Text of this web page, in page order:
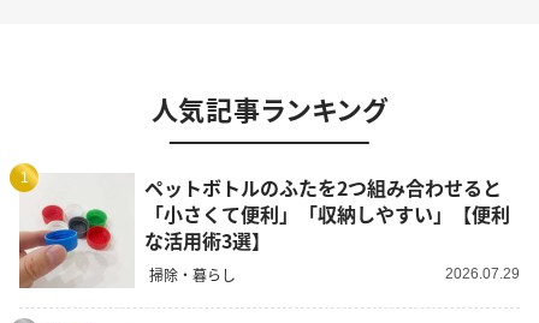
人気記事ランキング
1
ペットボトルのふたを2つ組み合わせると
「小さくて便利」「収納しやすい」【便利
な活用術3選】
掃除・暮らし 2026.07.29